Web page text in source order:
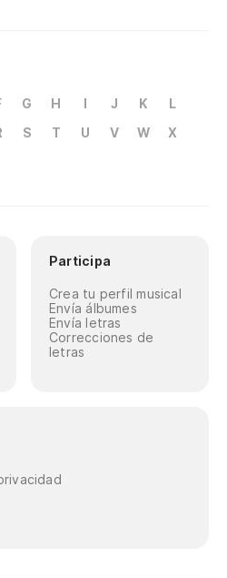
G H I J K
L
S T U V W
X
Participa
Crea tu perfil musical
Envía álbumes
Envía letras
Correcciones de
letras